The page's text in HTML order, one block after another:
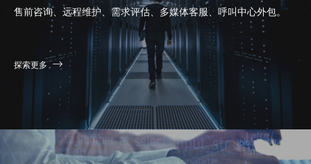
售前咨询、远程维护、需求评估、多媒体客服、呼叫中心外包。
探索更多